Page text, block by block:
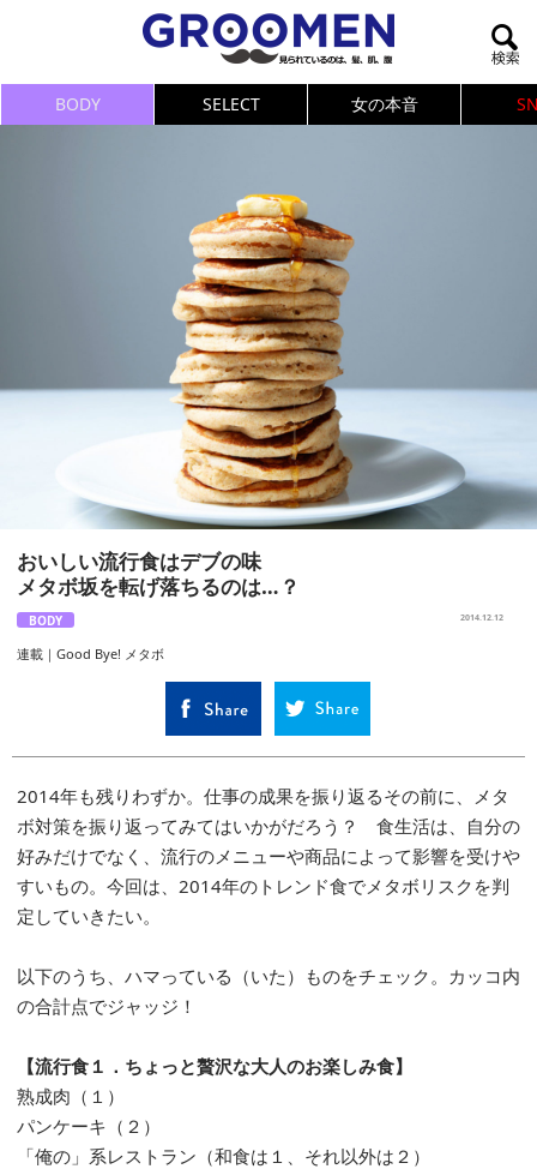
BODY SELECT 女の本音
おいしい流行食はデブの味
メタボ坂を転げ落ちるのは…？
BODY 2014.12.12
連載｜Good Bye! メタボ
2014年も残りわずか。仕事の成果を振り返るその前に、メタ
ボ対策を振り返ってみてはいかがだろう？ 食生活は、自分の
好みだけでなく、流行のメニューや商品によって影響を受けや
すいもの。今回は、2014年のトレンド食でメタボリスクを判
定していきたい。
以下のうち、ハマっている（いた）ものをチェック。カッコ内
の合計点でジャッジ！
【流行食１．ちょっと贅沢な大人のお楽しみ食】
熟成肉（１）
パンケーキ（２）
「俺の」系レストラン（和食は１、それ以外は２）